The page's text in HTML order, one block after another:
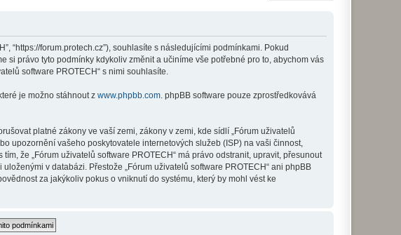
“https://forum.protech.cz”), souhlasíte s následujícími podmínkami. Pokud
právo tyto podmínky kdykoliv změnit a učiníme vše potřebné pro to, abychom vás
software PROTECH“ s nimi souhlasíte.
je možno stáhnout z www.phpbb.com. phpBB software pouze zprostředkovává
platné zákony ve vaší zemi, zákony v zemi, kde sídlí „Fórum uživatelů
upozornění vašeho poskytovatele internetových služeb (ISP) na vaši činnost,
že „Fórum uživatelů software PROTECH“ má právo odstranit, upravit, přesunout
v databázi. Přestože „Fórum uživatelů software PROTECH“ ani phpBB
za jakýkoliv pokus o vniknutí do systému, který by mohl vést ke